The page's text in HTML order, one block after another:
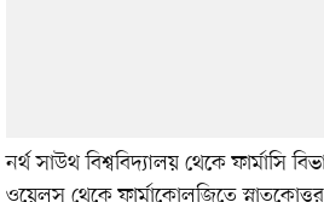
নর্থ সাউথ বিশ্ববিদ্যালয় থেকে ফার্মাসি
ওয়েলস থেকে ফার্মাকোলজিতে